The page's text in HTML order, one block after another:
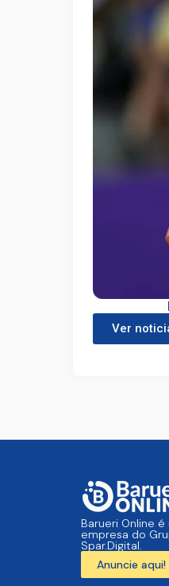
Ver
Barueri Online é
empresa do
Spar.Digital.
Anuncie aqui!